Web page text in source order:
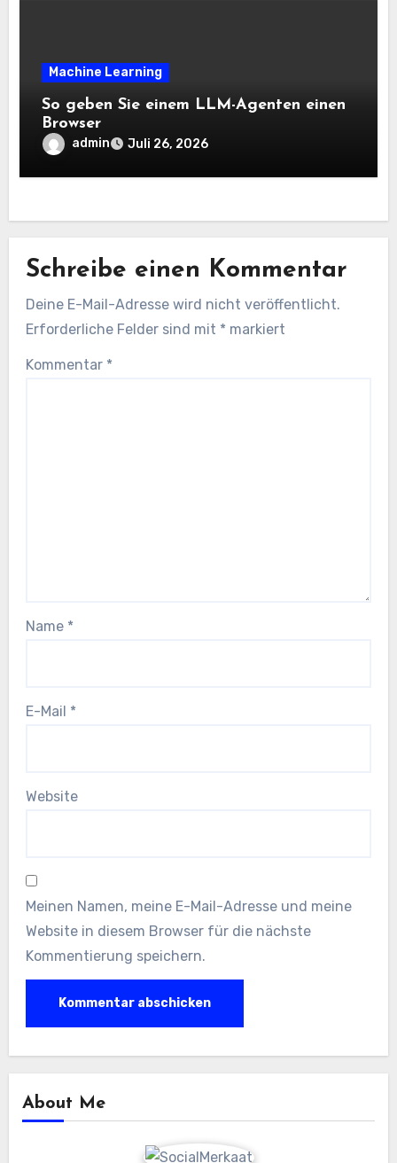
Machine Learning
So geben Sie einem LLM-Agenten einen
Browser
admin Juli 26, 2026
Schreibe einen Kommentar
Deine E-Mail-Adresse wird nicht veröffentlicht.
Erforderliche Felder sind mit * markiert
Kommentar *
Name *
E-Mail *
Website
Meinen Namen, meine E-Mail-Adresse und meine
Website in diesem Browser für die nächste
Kommentierung speichern.
About Me